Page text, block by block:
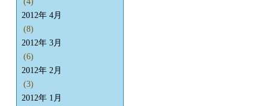
2012年 4月
(8)
2012年 3月
(6)
2012年 2月
(3)
2012年 1月